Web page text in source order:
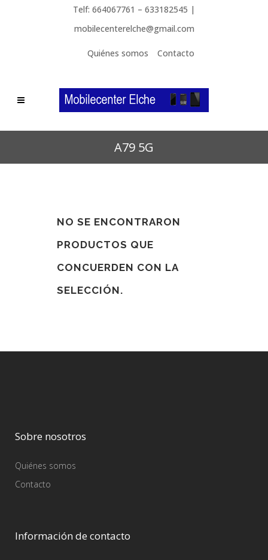
Telf: 664067761 – 633182545 |
mobilecenterelche@gmail.com
Quiénes somos Contacto
A79 5G
NO SE ENCONTRARON
PRODUCTOS QUE
CONCUERDEN CON LA
SELECCIÓN.
Sobre nosotros
Quiénes somos
Contacto
Información de contacto